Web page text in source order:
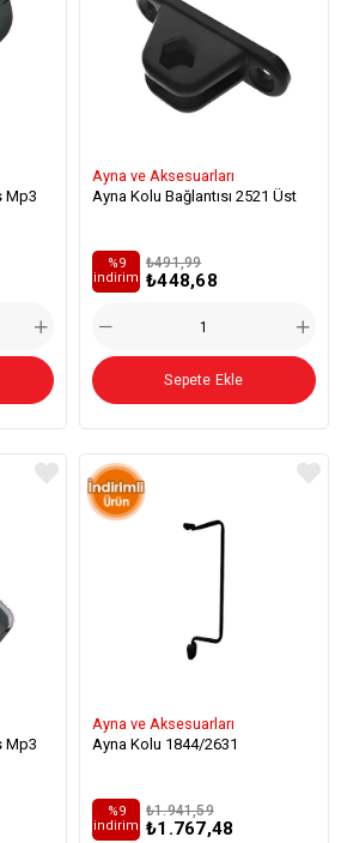
Mp3
Ayna ve Aksesuarları
Ayna Kolu Bağlantısı 2521 Üst
₺448,68
₺491,99
%9
i̇ndirim
Sepete Ekle
Mp3
Ayna ve Aksesuarları
Ayna Kolu 1844/2631
₺1.767,48
₺1.941,59
%9
i̇ndirim